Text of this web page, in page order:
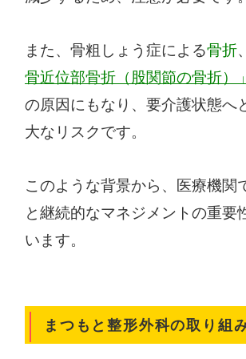
また、骨粗しょう症による骨折
骨近位部骨折（股関節の骨折）」
の原因にもなり、要介護状態へ
大なリスクです。
このような背景から、医療機関
と継続的なマネジメントの重要
います。
まつもと整形外科の取り組